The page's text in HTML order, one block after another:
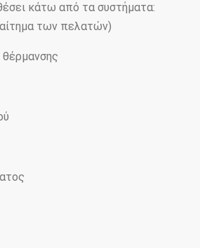
κάτω από τα συστήματα:
των πελατών)